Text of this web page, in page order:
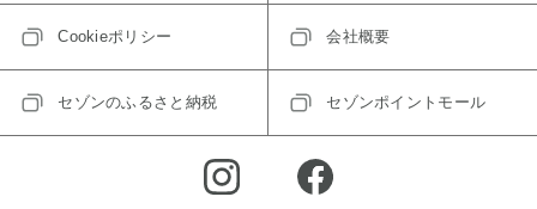
Cookieポリシー 会社概要
セゾンのふるさと納税 セゾンポイントモール